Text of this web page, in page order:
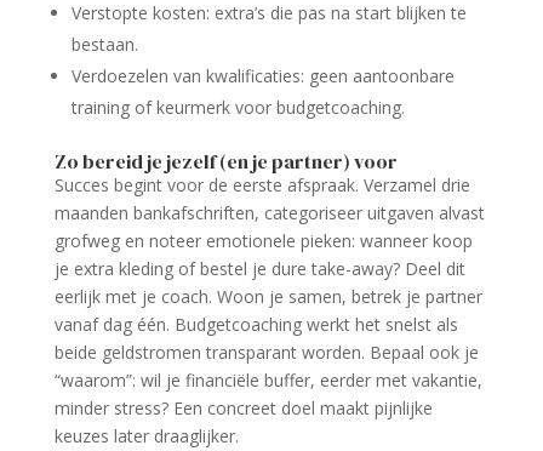
Verstopte kosten: extra’s die pas na start blijken te
bestaan.
Verdoezelen van kwalificaties: geen aantoonbare
training of keurmerk voor budgetcoaching.
Zo bereid je jezelf (en je partner) voor
Succes begint voor de eerste afspraak. Verzamel drie
maanden bankafschriften, categoriseer uitgaven alvast
grofweg en noteer emotionele pieken: wanneer koop
je extra kleding of bestel je dure take-away? Deel dit
eerlijk met je coach. Woon je samen, betrek je partner
vanaf dag één. Budgetcoaching werkt het snelst als
beide geld­stromen transparant worden. Bepaal ook je
“waarom”: wil je financiële buffer, eerder met vakantie,
minder stress? Een concreet doel maakt pijnlijke
keuzes later draaglijker.